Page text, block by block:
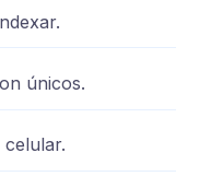
únicos.